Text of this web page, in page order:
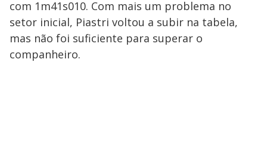
com 1m41s010. Com mais um problema no
setor inicial, Piastri voltou a subir na tabela,
mas não foi suficiente para superar o
companheiro.